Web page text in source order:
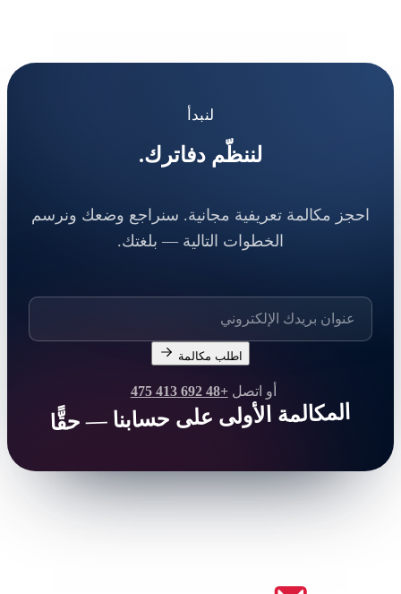
لنبدأ
لننظّم دفاترك.
احجز مكالمة تعريفية مجانية. سنراجع وضعك ونرسم
الخطوات التالية — بلغتك.
اطلب مكالمة
أو اتصل+48 692 413 475
المكالمة الأولى على حسابنا — حقًّا